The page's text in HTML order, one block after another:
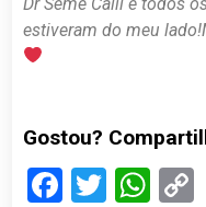
estiveram do meu lado!
Gostou?
Facebook
Twitter